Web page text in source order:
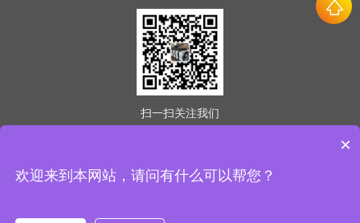
扫一扫关注我们
版权所有 © 2026 意冷星（天津）制冷科技有限公司
×
欢迎来到本网站，请问有什么可以帮您？